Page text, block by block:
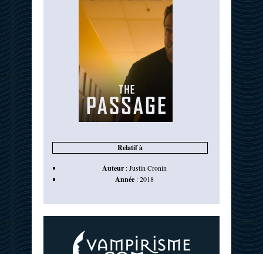
Relatif à
Auteur :Justin Cronin
Année :2018